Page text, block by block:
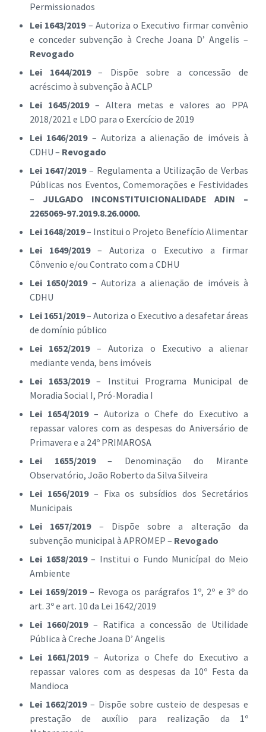
Permissionados
Lei 1643/2019– Autoriza o Executivo firmar convênio
e conceder subvenção à Creche Joana D’ Angelis –
Revogado
Lei 1644/2019– Dispõe sobre a concessão de
acréscimo à subvenção à ACLP
Lei 1645/2019– Altera metas e valores ao PPA
2018/2021 e LDO para o Exercício de 2019
Lei 1646/2019– Autoriza a alienação de imóveis à
CDHU – Revogado
Lei 1647/2019– Regulamenta a Utilização de Verbas
Públicas nos Eventos, Comemorações e Festividades
– JULGADO INCONSTITUICIONALIDADE ADIN –
2265069-97.2019.8.26.0000.
Lei 1648/2019– Institui o Projeto Benefício Alimentar
Lei 1649/2019– Autoriza o Executivo a firmar
Cônvenio e/ou Contrato com a CDHU
Lei 1650/2019– Autoriza a alienação de imóveis à
CDHU
Lei 1651/2019– Autoriza o Executivo a desafetar áreas
de domínio público
Lei 1652/2019– Autoriza o Executivo a alienar
mediante venda, bens imóveis
Lei 1653/2019– Institui Programa Municipal de
Moradia Social I, Pró-Moradia I
Lei 1654/2019– Autoriza o Chefe do Executivo a
repassar valores com as despesas do Aniversário de
Primavera e a 24º PRIMAROSA
Lei 1655/2019– Denominação do Mirante
Observatório, João Roberto da Silva Silveira
Lei 1656/2019– Fixa os subsídios dos Secretários
Municipais
Lei 1657/2019– Dispõe sobre a alteração da
subvenção municipal à APROMEP – Revogado
Lei 1658/2019– Institui o Fundo Municípal do Meio
Ambiente
Lei 1659/2019– Revoga os parágrafos 1º, 2º e 3º do
art. 3º e art. 10 da Lei 1642/2019
Lei 1660/2019– Ratifica a concessão de Utilidade
Pública à Creche Joana D’ Angelis
Lei 1661/2019– Autoriza o Chefe do Executivo a
repassar valores com as despesas da 10º Festa da
Mandioca
Lei 1662/2019– Dispõe sobre custeio de despesas e
prestação de auxílio para realização da 1º